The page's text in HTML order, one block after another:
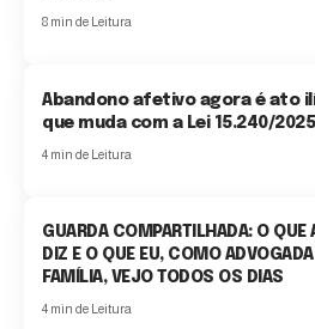
8 min de Leitura
Abandono afetivo agora é ato
que muda com a Lei 15.240/2025
4 min de Leitura
GUARDA COMPARTILHADA: O QUE
DIZ E O QUE EU, COMO
FAMÍLIA, VEJO TODOS OS DIAS
4 min de Leitura